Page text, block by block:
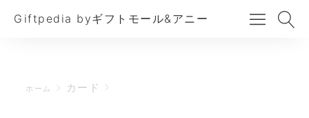
Giftpedia byギフトモール&アニー
ホーム カード